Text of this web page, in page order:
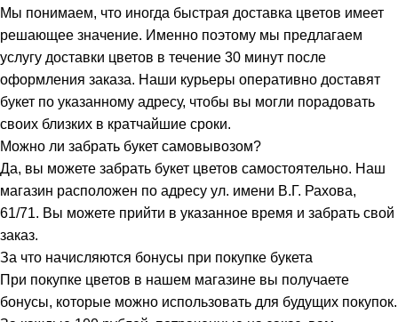
Мы понимаем, что иногда быстрая доставка цветов имеет
решающее значение. Именно поэтому мы предлагаем
услугу доставки цветов в течение 30 минут после
оформления заказа. Наши курьеры оперативно доставят
букет по указанному адресу, чтобы вы могли порадовать
своих близких в кратчайшие сроки.
Можно ли забрать букет самовывозом?
Да, вы можете забрать букет цветов самостоятельно. Наш
магазин расположен по адресу ул. имени В.Г. Рахова,
61/71. Вы можете прийти в указанное время и забрать свой
заказ.
За что начисляются бонусы при покупке букета
При покупке цветов в нашем магазине вы получаете
бонусы, которые можно использовать для будущих покупок.